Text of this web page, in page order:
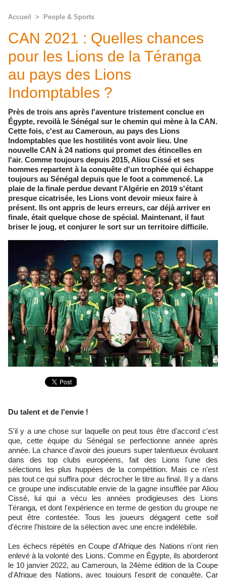
Accueil > People & Sports
CAN 2021 : Quelles chances
pour les Lions de la Téranga
au pays des Lions
Indomptables ?
Près de trois ans après l'aventure tristement conclue en
Égypte, revoilà le Sénégal sur le chemin qui mène à la CAN.
Cette fois, c'est au Cameroun, au pays des Lions
Indomptables que les hostilités vont avoir lieu. Une
nouvelle CAN à 24 nations qui promet des étincelles en
l'air. Comme toujours depuis 2015, Aliou Cissé et ses
hommes repartent à la conquête d'un trophée qui échappe
toujours au Sénégal depuis que le foot a commencé. La
plaie de la finale perdue devant l'Algérie en 2019 s'étant
presque cicatrisée, les Lions vont devoir mieux faire à
présent. Ils ont appris de leurs erreurs, car déjà arriver en
finale, était quelque chose de spécial. Maintenant, il faut
briser le joug, et conjurer le sort sur un territoire difficile.
Du talent et de l'envie !
S'il y a une chose sur laquelle on peut tous être d'accord c'est
que, cette équipe du Sénégal se perfectionne année après
année. La chance d'avoir des joueurs super talentueux évoluant
dans des top clubs européens, fait des Lions l'une des
sélections les plus huppées de la compétition. Mais ce n'est
pas tout ce qui suffira pour décrocher le titre au final. Il y a dans
ce groupe une indiscutable envie de la gagne insufflée par Aliou
Cissé, lui qui a vécu les années prodigieuses des Lions
Téranga, et dont l'expérience en terme de gestion du groupe ne
peut être contestée. Tous les joueurs dégagent cette soif
d'écrire l'histoire de la sélection avec une encre indélébile.
Les échecs répétés en Coupe d'Afrique des Nations n'ont rien
enlevé à la volonté des Lions. Comme en Égypte, ils aborderont
le 10 janvier 2022, au Cameroun, la 24ème édition de la Coupe
d'Afrique des Nations, avec toujours l'esprit de conquête. Car